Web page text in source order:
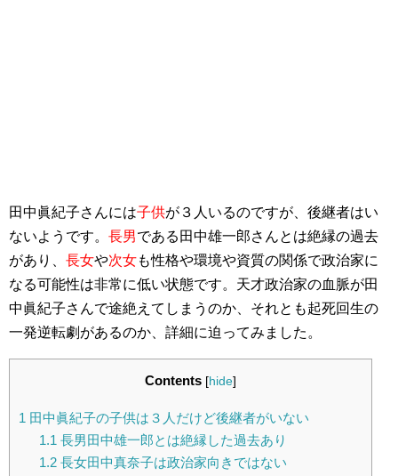
田中眞紀子さんには子供が３人いるのですが、後継者はい
ないようです。 長男である田中雄一郎さんとは絶縁の過去
があり、 長女や次女も性格や環境や資質の関係で政治家に
なる可能性は非常に低い状態です。天才政治家の血脈が田
中眞紀子さんで途絶えてしまうのか、それとも起死回生の
一発逆転劇があるのか、詳細に迫ってみました。
Contents [hide]
1 田中眞紀子の子供は３人だけど後継者がいない
1.1 長男田中雄一郎とは絶縁した過去あり
1.2長女田中真奈子は政治家向きではない